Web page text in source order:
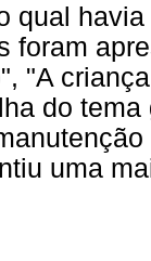
qual
foram
"A
do
uma